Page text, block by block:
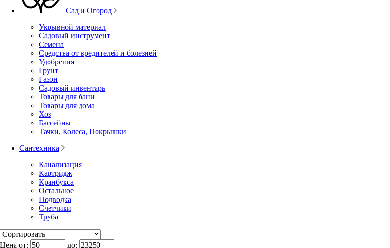
Сад и Огород
Укрывной материал
Садовый инструмент
Семена
Средства от вредителей и болезней
Удобрения
Грунт
Газон
Садовый инвентарь
Товары для бани
Товары для дома
Хоз
Бассейны
Тачки, Колеса, Покрышки
Сантехника
Канализация
Картридж
Кранбукса
Остальное
Подводка
Счетчики
Труба
Цена от: до: